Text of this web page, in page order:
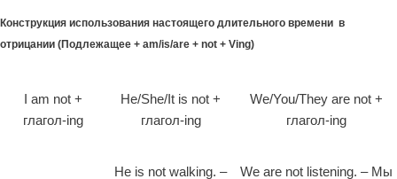
Конструкция использования настоящего длительного времени в
отрицании (Подлежащее + am/is/are + not + Ving)
I am not +
глагол-ing
He/She/It is not +
глагол-ing
We/You/They are not +
глагол-ing
He is not walking. – We are not listening. – Мы